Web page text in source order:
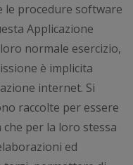
le procedure software
Applicazione
normale esercizio,
è implicita
internet. Si
raccolte per essere
per la loro stessa
ed